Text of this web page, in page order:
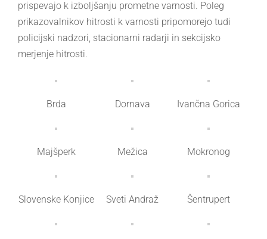
prispevajo k izboljšanju prometne varnosti. Poleg
prikazovalnikov hitrosti k varnosti pripomorejo tudi
policijski nadzori, stacionarni radarji in sekcijsko
merjenje hitrosti.
Brda Dornava Ivančna Gorica
Majšperk Mežica Mokronog
Slovenske Konjice Sveti Andraž Šentrupert